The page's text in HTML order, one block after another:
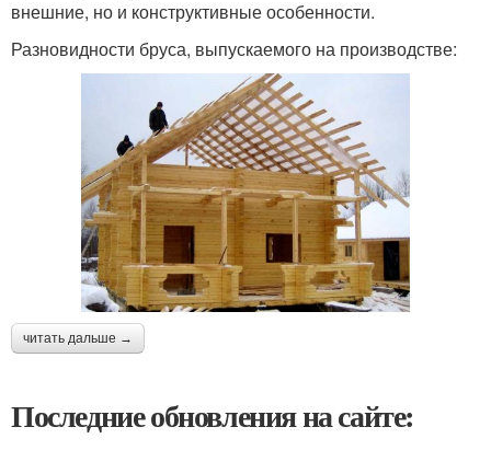
внешние, но и конструктивные особенности.
Разновидности бруса, выпускаемого на производстве:
читать дальше →
Последние обновления на сайте: